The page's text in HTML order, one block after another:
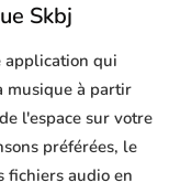
Skbj
application qui
musique à partir
l'espace sur votre
préférées, le
fichiers audio en